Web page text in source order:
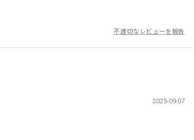
不適切なレビューを報告
2025-09-07